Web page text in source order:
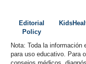
Editorial
Policy
Nota: Toda la información
para uso educativo. Para